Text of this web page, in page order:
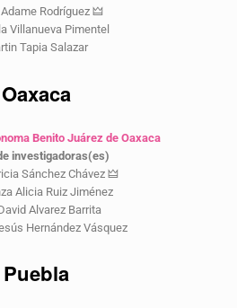
Rodríguez 🜲
Villanueva Pimentel
Tapia Salazar
Oaxaca
Benito Juárez de Oaxaca
investigadoras(es)
Sánchez Chávez 🜲
Alicia Ruiz Jiménez
Alvarez Barrita
Hernández Vásquez
Puebla